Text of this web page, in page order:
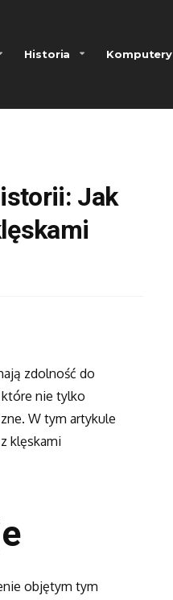
Historia Komputery
Jak
zdolność do
nie tylko
W tym artykule
klęskami
objętym tym